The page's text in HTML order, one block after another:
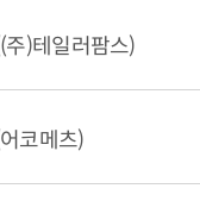
)테일러팜스)
코메츠)